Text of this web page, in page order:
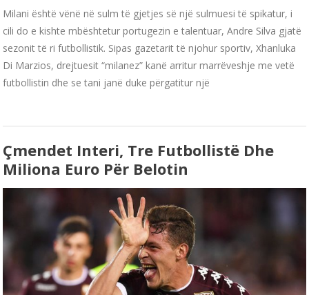
Milani është vënë në sulm të gjetjes së një sulmuesi të spikatur, i
cili do e kishte mbështetur portugezin e talentuar, Andre Silva gjatë
sezonit të ri futbollistik. Sipas gazetarit të njohur sportiv, Xhanluka
Di Marzios, drejtuesit “milanez” kanë arritur marrëveshje me vetë
futbollistin dhe se tani janë duke përgatitur një
Çmendet Interi, Tre Futbollistë Dhe
Miliona Euro Për Belotin